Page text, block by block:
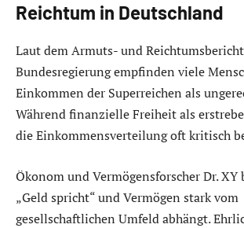
Reichtum in Deutschland
Laut dem Armuts- und
Bundesregierung empfinden viele
Einkommen der Superreichen als
Während finanzielle Freiheit als
die Einkommensverteilung oft kritisch
Ökonom und Vermögensforscher Dr. XY
„Geld spricht“ und Vermögen stark vom
gesellschaftlichen Umfeld abhängt.